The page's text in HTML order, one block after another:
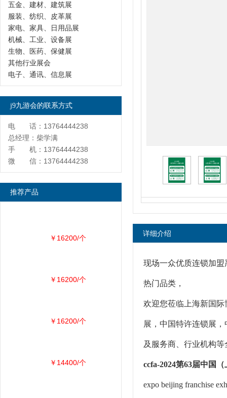
详细介绍
现场一众优质连锁加
热门品类，
欢迎您莅临上海新国际
展，中国特许连锁展
及服务商、行业机构
ccfa-2024第63届中国
expo beijing franchise
五金、建材、建筑展
服装、纺织、皮革展
家电、家具、日用品展
机械、工业、设备展
生物、医药、保健展
其他行业展会
电子、通讯、信息展
j9九游会的联系方式
电 话：13764444238
总经理：柴学满
手 机：13764444238
微 信：13764444238
推荐产品
￥16200/个
￥16200/个
￥16200/个
￥14400/个